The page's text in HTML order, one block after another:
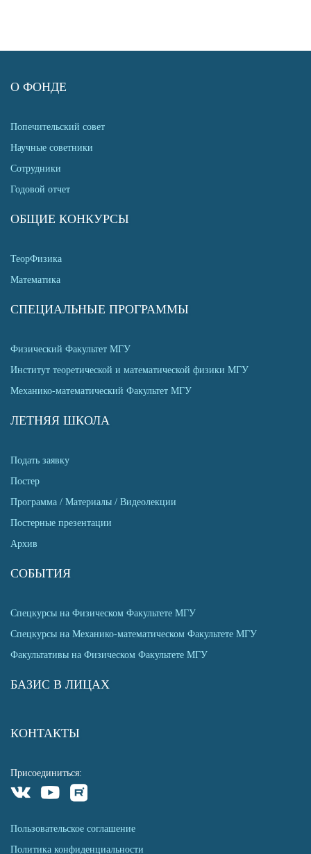
О ФОНДЕ
Попечительский совет
Научные советники
Сотрудники
Годовой отчет
ОБЩИЕ КОНКУРСЫ
ТеорФизика
Математика
СПЕЦИАЛЬНЫЕ ПРОГРАММЫ
Физический Факультет МГУ
Институт теоретической и математической физики МГУ
Механико-математический Факультет МГУ
ЛЕТНЯЯ ШКОЛА
Подать заявку
Постер
Программа / Материалы / Видеолекции
Постерные презентации
Архив
СОБЫТИЯ
Спецкурсы на Физическом Факультете МГУ
Спецкурсы на Механико-математическом Факультете МГУ
Факультативы на Физическом Факультете МГУ
БАЗИС В ЛИЦАХ
КОНТАКТЫ
Присоединиться:
Пользовательское соглашение
Политика конфиденциальности